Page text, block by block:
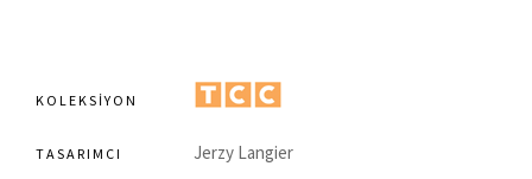
KOLEKSIYON
TASARIMCI Jerzy Langier